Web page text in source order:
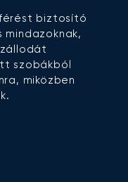
biztosító
szobákból
miközben